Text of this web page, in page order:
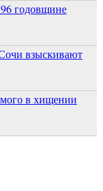
годовщине
взыскивают
в хищении